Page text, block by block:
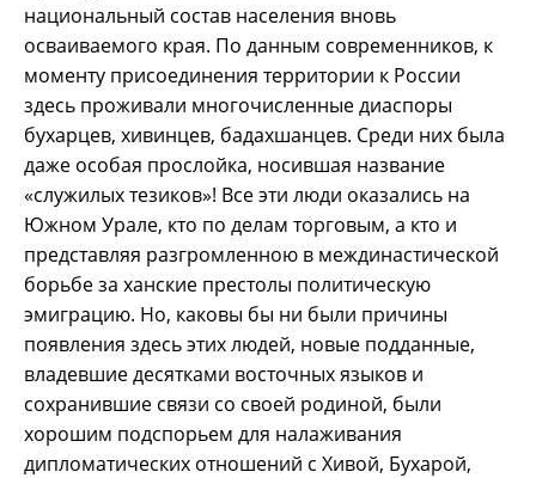
национальный состав населения вновь
осваиваемого края. По данным современников, к
моменту присоединения территории к России
здесь проживали многочисленные диаспоры
бухарцев, хивинцев, бадахшанцев. Среди них была
даже особая прослойка, носившая название
«служилых тезиков»! Все эти люди оказались на
Южном Урале, кто по делам торговым, а кто и
представляя разгромленною в междинастической
борьбе за ханские престолы политическую
эмиграцию. Но, каковы бы ни были причины
появления здесь этих людей, новые подданные,
владевшие десятками восточных языков и
сохранившие связи со своей родиной, были
хорошим подспорьем для налаживания
дипломатических отношений с Хивой, Бухарой,